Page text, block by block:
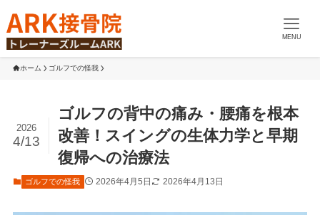
MENU
ホーム ゴルフでの怪我
ゴルフの背中の痛み・腰痛を根本
改善！スイングの生体力学と早期
復帰への治療法
2026
4/13
ゴルフでの怪我 2026年4月5日 2026年4月13日